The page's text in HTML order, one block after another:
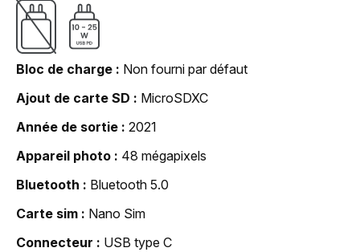
Bloc de charge
Non fourni par défaut
Ajout de carte SD
MicroSDXC
Année de sortie
2021
Appareil photo
48 mégapixels
Bluetooth
Bluetooth 5.0
Carte sim
Nano Sim
Connecteur
USB type C